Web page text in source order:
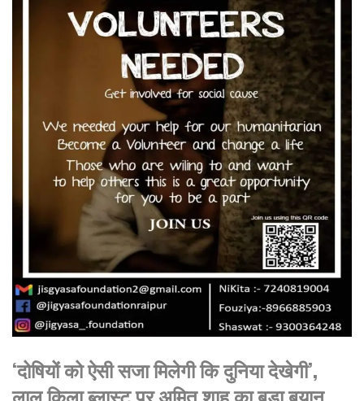
‘दोषियों को ऐसी सजा मिलेगी कि दुनिया देखेगी’,
लाल किला ब्लास्ट पर अमित शाह का बड़ा बयान